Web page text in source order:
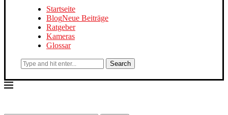
Startseite
BlogNeue Beiträge
Ratgeber
Kameras
Glossar
Search